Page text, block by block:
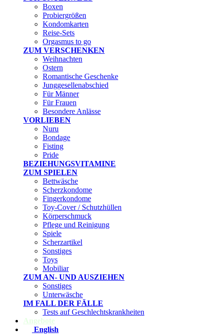
Boxen
Probiergrößen
Kondomkarten
Reise-Sets
Orgasmus to go
ZUM VERSCHENKEN
Weihnachten
Ostern
Romantische Geschenke
Junggesellenabschied
Für Männer
Für Frauen
Besondere Anlässe
VORLIEBEN
Nuru
Bondage
Fisting
Pride
BEZIEHUNGSVITAMINE
ZUM SPIELEN
Bettwäsche
Scherzkondome
Fingerkondome
Toy-Cover / Schutzhüllen
Körperschmuck
Pflege und Reinigung
Spiele
Scherzartikel
Sonstiges
Toys
Mobiliar
ZUM AN- UND AUSZIEHEN
Sonstiges
Unterwäsche
IM FALL DER FÄLLE
Tests auf Geschlechtskrankheiten
Angebote
English